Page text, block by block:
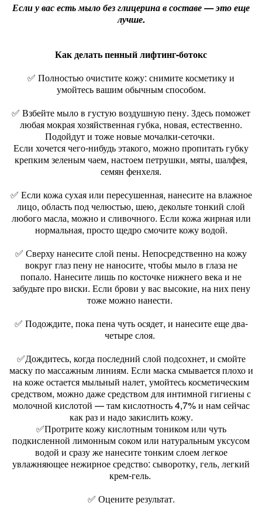
Если у вас есть мыло без глицерина в составе — это еще
лучше.
Как делать пенный лифтинг-ботокс
✅ Полностью очистите кожу: снимите косметику и
умойтесь вашим обычным способом.
✅ Взбейте мыло в густую воздушную пену. Здесь поможет
любая мокрая хозяйственная губка, новая, естественно.
Подойдут и тоже новые мочалки-сеточки.
Если хочется чего-нибудь этакого, можно пропитать губку
крепким зеленым чаем, настоем петрушки, мяты, шалфея,
семян фенхеля.
✅ Если кожа сухая или пересушенная, нанесите на влажное
лицо, область под челюстью, шею, декольте тонкий слой
любого масла, можно и сливочного. Если кожа жирная или
нормальная, просто щедро смочите кожу водой.
✅ Сверху нанесите слой пены. Непосредственно на кожу
вокруг глаз пену не наносите, чтобы мыло в глаза не
попало. Нанесите лишь по косточке нижнего века и не
забудьте про виски. Если брови у вас высокие, на них пену
тоже можно нанести.
✅ Подождите, пока пена чуть осядет, и нанесите еще два-
четыре слоя.
✅Дождитесь, когда последний слой подсохнет, и смойте
маску по массажным линиям. Если маска смывается плохо и
на коже остается мыльный налет, умойтесь косметическим
средством, можно даже средством для интимной гигиены с
молочной кислотой — там кислотность 4,7% и нам сейчас
как раз и надо закислить кожу.
✅Протрите кожу кислотным тоником или чуть
подкисленной лимонным соком или натуральным уксусом
водой и сразу же нанесите тонким слоем легкое
увлажняющее нежирное средство: сыворотку, гель, легкий
крем-гель.
✅ Оцените результат.